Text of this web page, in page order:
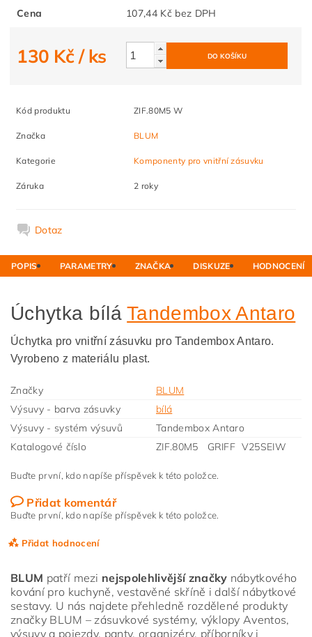
Cena 107,44 Kč bez DPH
130 Kč/ ks
Kód produktu ZIF.80M5 W
Značka BLUM
Kategorie Komponenty pro vnitřní zásuvku
Záruka 2 roky
Dotaz
POPIS PARAMETRY ZNAČKA DISKUZE HODNOCENÍ
Úchytka bíláTandembox Antaro
Úchytka pro vnitřní zásuvku pro Tandembox Antaro.
Vyrobeno z materiálu plast.
Značky
BLUM
Výsuvy - barva zásuvky
bílá
Výsuvy - systém výsuvů
Tandembox Antaro
Katalogové číslo
ZIF.80M5 GRIFF V25SEIW
Buďte první, kdo napíše příspěvek k této položce.
Přidat komentář
Buďte první, kdo napíše příspěvek k této položce.
Přidat hodnocení
BLUM patří mezi nejspolehlivější značky nábytkového
kování pro kuchyně, vestavěné skříně i další nábytkové
sestavy. U nás najdete přehledně rozdělené produkty
značky BLUM – zásuvkové systémy, výklopy Aventos,
výsuvy a pojezdy, panty, organizéry, příborníky i